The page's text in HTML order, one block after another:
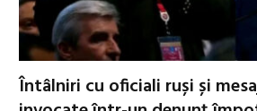
Întâlniri cu oficiali ruși și